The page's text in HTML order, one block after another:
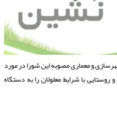
و معماری مصوبه این شورا در مورد
با شرایط معلولان را به دستگاه